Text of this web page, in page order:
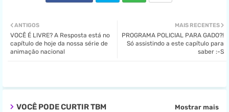
ter tsa
MAIS RECENTES
PROGRAMA POLICIAL PARA GADO?!
Só assistindo a este capítulo para
saber :-S
ANTIGOS
VOCÊ É LIVRE? A Resposta está no
capítulo de hoje da nossa série de
animação nacional
VOCÊ PODE CURTIR TBM Mostrar mais